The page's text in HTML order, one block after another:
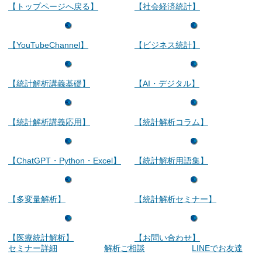
【トップページへ戻る】
【YouTubeChannel】
【統計解析講義基礎】
【統計解析講義応用】
【ChatGPT・Python・Excel】
【多変量解析】
【医療統計解析】
【社会経済統計】
【ビジネス統計】
【AI・デジタル】
【統計解析コラム】
【統計解析用語集】
【統計解析セミナー】
【お問い合わせ】
セミナー詳細
解析ご相談 LINEでお友達